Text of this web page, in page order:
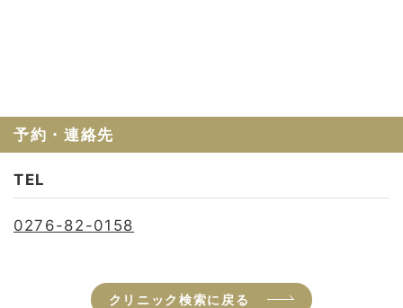
予約・連絡先
TEL
0276-82-0158
クリニック検索に戻る